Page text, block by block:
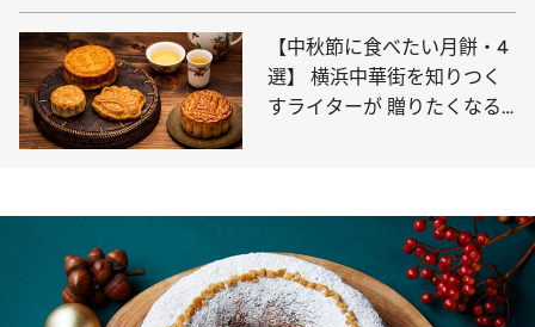
【中秋節に食べたい月餅・4
選】 横浜中華街を知りつく
すライターが 贈りたくなる